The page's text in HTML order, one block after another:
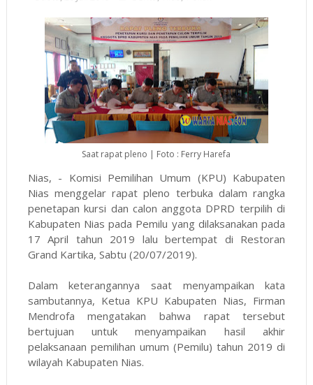
Saat rapat pleno | Foto : Ferry Harefa
Nias, - Komisi Pemilihan Umum (KPU) Kabupaten
Nias menggelar rapat pleno terbuka dalam rangka
penetapan kursi dan calon anggota DPRD terpilih di
Kabupaten Nias pada Pemilu yang dilaksanakan pada
17 April tahun 2019 lalu bertempat di Restoran
Grand Kartika, Sabtu (20/07/2019).
Dalam keterangannya saat menyampaikan kata
sambutannya, Ketua KPU Kabupaten Nias, Firman
Mendrofa mengatakan bahwa rapat tersebut
bertujuan untuk menyampaikan hasil akhir
pelaksanaan pemilihan umum (Pemilu) tahun 2019 di
wilayah Kabupaten Nias.